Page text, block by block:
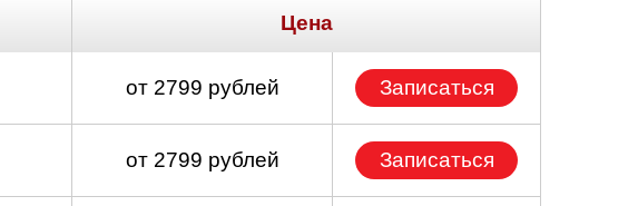
Цена
от 2799 рублей Записаться
от 2799 рублей Записаться